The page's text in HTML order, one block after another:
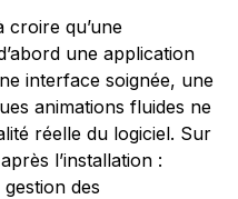
croire qu’une
une application
interface soignée, une
animations fluides ne
réelle du logiciel. Sur
l’installation :
des